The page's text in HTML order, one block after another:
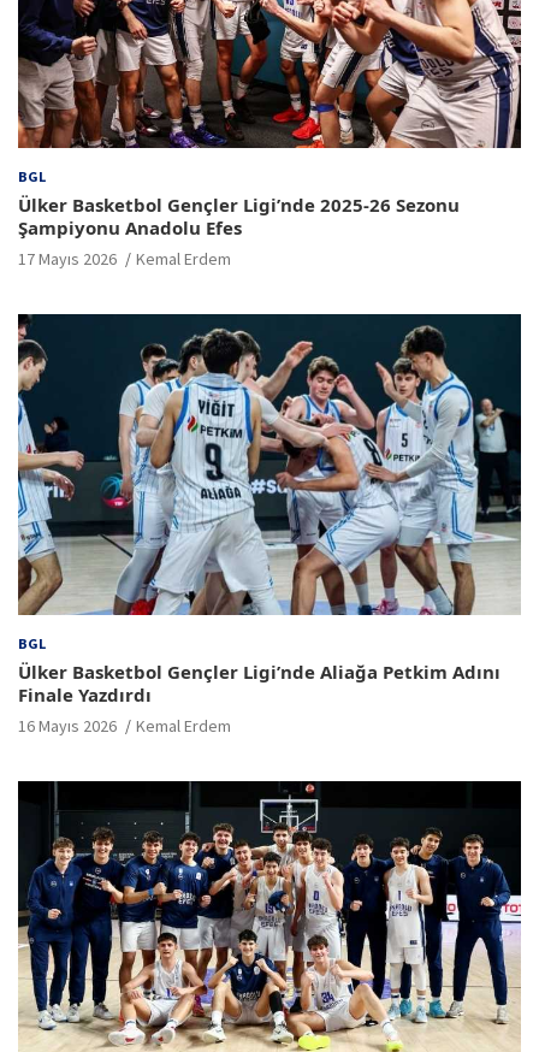
BGL
Ülker Basketbol Gençler Ligi’nde 2025-26 Sezonu
Şampiyonu Anadolu Efes
17 Mayıs 2026 Kemal Erdem
BGL
Ülker Basketbol Gençler Ligi’nde Aliağa Petkim Adını
Finale Yazdırdı
16 Mayıs 2026 Kemal Erdem